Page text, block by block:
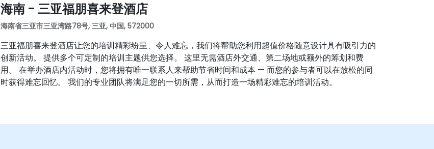
海南 - 三亚福朋喜来登酒店
海南省三亚市三亚湾路78号, 三亚, 中国, 572000
三亚福朋喜来登酒店让您的培训精彩纷呈、令人难忘，我们将帮助您利用超值价格随意设计具有吸引力的
创新活动。 提供多个可定制的培训主题供您选择。 这里无需酒店外交通、第二场地或额外的筹划和费
用。 在举办酒店内活动时，您将拥有唯一联系人来帮助节省时间和成本 — 而您的参与者可以在放松的同
时获得难忘回忆。 我们的专业团队将满足您的一切所需，从而打造一场精彩难忘的培训活动。